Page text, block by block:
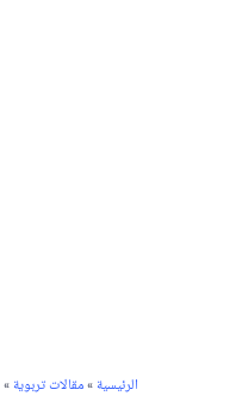
الرئيسية»مقالات تربوية»